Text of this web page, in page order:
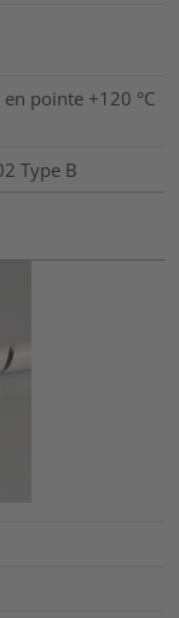
en pointe +120 °C
Type B